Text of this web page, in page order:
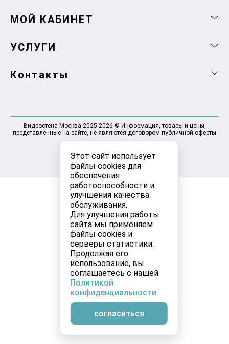
Этот сайт использует
файлы cookies для
обеспечения
работоспособности и
улучшения качества
обслуживания.
Для улучшения работы
сайта мы применяем
файлы cookies и
серверы статистики.
Продолжая его
использование, вы
соглашаетесь с нашей
Политикой
конфиденциальности
согласиться
МОЙ КАБИНЕТ
УСЛУГИ
Контакты
Видеостена Москва 2025-2026 © Информация, товары и цены,
представленные на сайте, не являются договором публичной оферты